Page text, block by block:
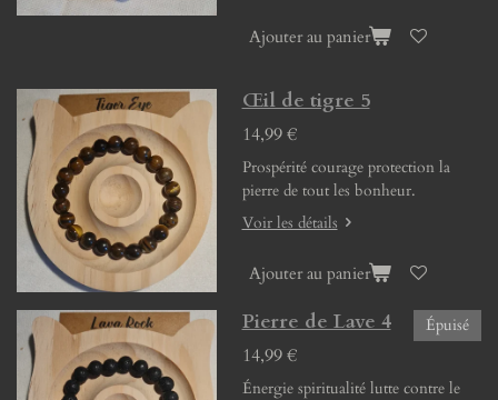
Ajouter au panier
Œil de tigre 5
14,99 €
Prospérité courage protection la
pierre de tout les bonheur.
Voir les détails
Ajouter au panier
Épuisé
Pierre de Lave 4
14,99 €
Énergie spiritualité lutte contre le